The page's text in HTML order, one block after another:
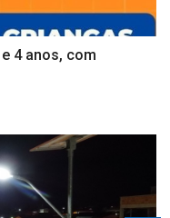
4 anos, com